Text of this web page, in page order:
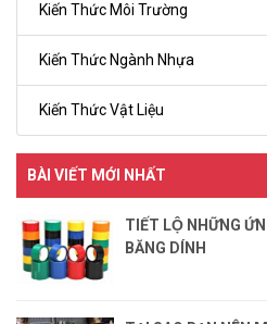
Kiến Thức Môi Trường
Kiến Thức Ngành Nhựa
Kiến Thức Vật Liệu
BÀI VIẾT MỚI NHẤT
TIẾT LỘ NHỮNG
BĂNG DÍNH